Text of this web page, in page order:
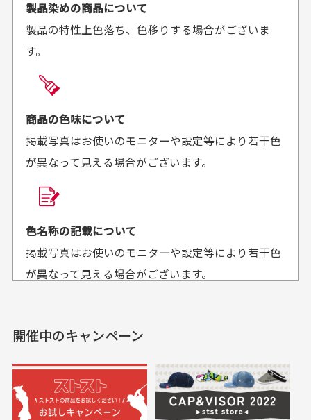
がとうございます。丁寧
に梱包されていて、商品
の状態も良好でした。気
があればよろしくお願い
来ました。またお願いし
セールかつポイント
も使えて、お得に購
入出来ました
セールかつポイントも使
満足です。
おります
欲しかったスカートが購
商品の受け渡しは、ゆうパックでの配送のみとさせて
頂いております。
商品購入からどれくらいで発送してもらえます
か？
平日午前9時までのご注文で最短当日発送させて頂いて
せて頂いております。
送料はいくらかかりますか？
何点ご購入頂いた場合も全国一律で800円とさせて頂
いております。(1配送先につき)
また5,000円(税込)以上お買い物をして頂けた場合は送
製品染めの商品について
製品の特性上色落ち、色移りする場合がございま
す。
商品の色味について
掲載写真はお使いのモニターや設定等により若干色
が異なって見える場合がございます。
色名称の記載について
掲載写真はお使いのモニターや設定等により若干色
が異なって見える場合がございます。
実寸サイズについて
一点一点手作業で計測しておりますので、若干の誤
差が生じる場合がございます。
開催中のキャンペーン